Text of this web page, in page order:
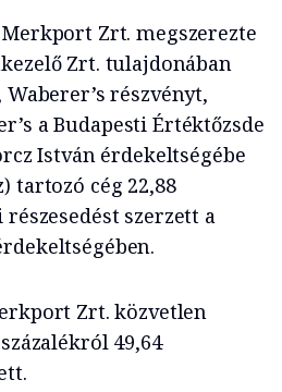
Merkport Zrt. megszerezte
Zrt. tulajdonában
részvényt,
a Budapesti Értéktőzsde
István érdekeltségébe
tartozó cég 22,88
szerzett a
Zrt. közvetlen
49,64